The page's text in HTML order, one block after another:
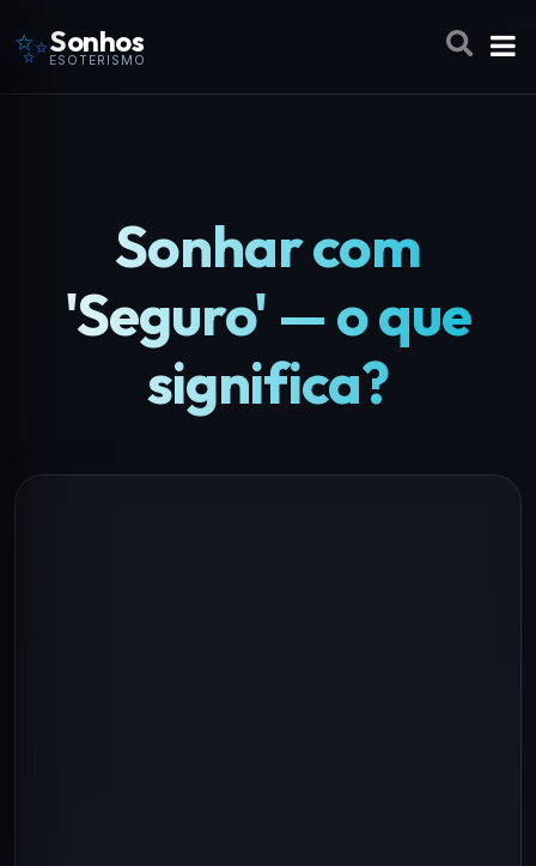
✨Sonhos
ESOTERISMO
Sonhar com
'Seguro' — o que
significa?